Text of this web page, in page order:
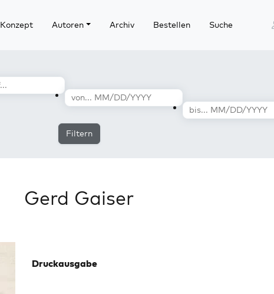
Konzept Autoren Archiv Bestellen Suche
Filtern
Gerd Gaiser
Druckausgabe